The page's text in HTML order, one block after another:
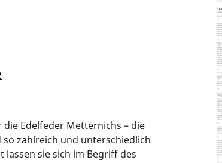
Edelfeder Metternichs – die
zahlreich und unterschiedlich
lassen sie sich im Begriff des